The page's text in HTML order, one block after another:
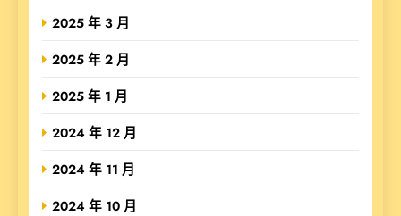
2025 年 3 月
2025 年 2 月
2025 年 1 月
2024 年 12 月
2024 年 11 月
2024 年 10 月